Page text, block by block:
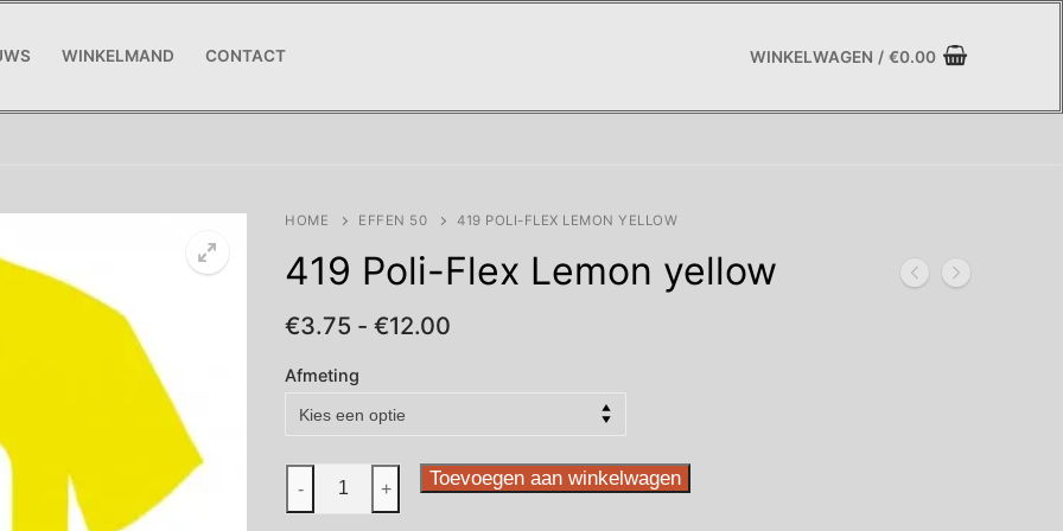
WINKELMAND CONTACT WINKELWAGEN / €0.00
HOME EFFEN 50 419 POLI-FLEX LEMON YELLOW
419 Poli-Flex Lemon yellow
€3.75 - €12.00
Afmeting
Poli-
- + Toevoegen aan winkelwagen